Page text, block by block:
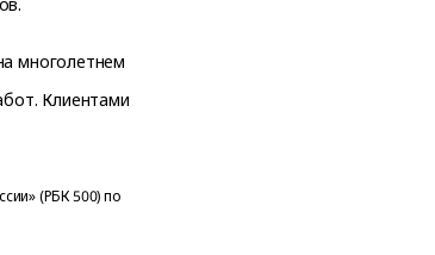
многолетнем
Клиентами
(РБК 500) по